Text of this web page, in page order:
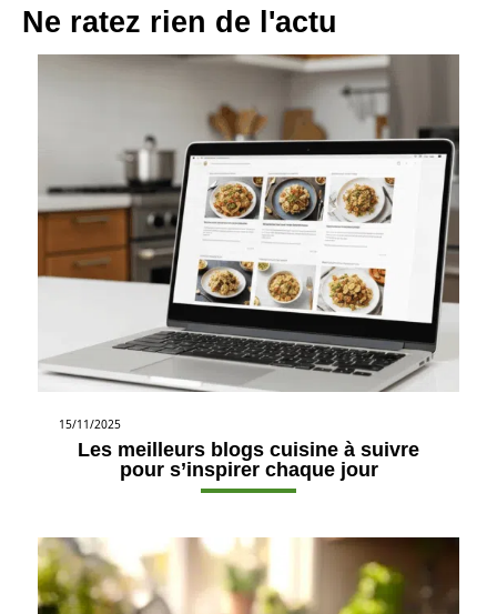
Ne ratez rien de l'actu
15/11/2025
Les meilleurs blogs cuisine à suivre
pour s’inspirer chaque jour